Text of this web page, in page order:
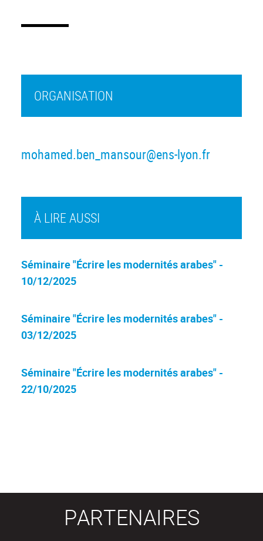
À LIRE AUSSI
Séminaire "Écrire les modernités arabes" -
10/12/2025
Séminaire "Écrire les modernités arabes" -
03/12/2025
Séminaire "Écrire les modernités arabes" -
22/10/2025
ORGANISATION
mohamed.ben_mansour@ens-lyon.fr
PARTENAIRES